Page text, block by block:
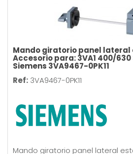
Mando giratorio panel lateral
Accesorio para: 3VA1 400/
Siemens 3VA9467-0PK11
Ref: 3VA9467-0PK11
Mando giratorio panel lateral